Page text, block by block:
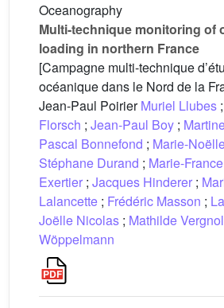
Oceanography
Multi-technique monitoring of
loading in northern France
[Campagne multi-technique
océanique dans le Nord de la
Jean-Paul PoirierMuriel Llubes ;
Florsch ; Jean-Paul Boy ;
Pascal Bonnefond ; Marie-
Stéphane Durand ; Marie-
Exertier ; Jacques Hinderer ;
Lalancette ; Frédéric Masson ;
Joëlle Nicolas ; Mathilde
Wöppelmann